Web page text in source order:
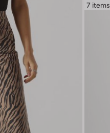
7 items